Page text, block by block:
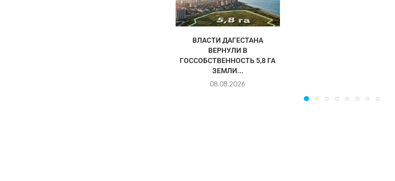
ВЛАСТИ ДАГЕСТАНА
ВЕРНУЛИ В
ГОССОБСТВЕННОСТЬ 5,8 ГА
ЗЕМЛИ...
08.08.2026